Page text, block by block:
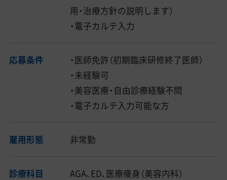
用・治療方針の説明します）
・電子カルテ入力
応募条件
・医師免許（初期臨床研修終了医師）
・未経験可
・美容医療・自由診療経験不問
・電子カルテ入力可能な方
雇用形態 非常勤
診療科目 AGA、ED、医療痩身（美容内科）